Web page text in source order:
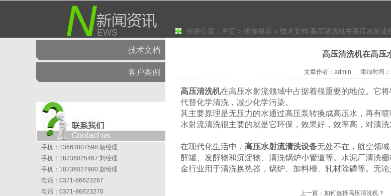
所在位置： 主页 > 维修保养 > 技术文档 高压清洗机在高压水射流
技术文档
客户案例
手机：13663807598 杨经理
手机：18736025467 刘经理
手机：18736027900 赵经理
电话：0371-86623267
电话：0371-86623270
高压清洗机在高压
文章作者：admin 添加时间
高压清洗机在高压水射流领域中占据着很重要的地位。它
代替化学清洗，减少化学污染。
其主要原理是无压力的水通过高压泵转换成高压水，再有
水射流清洗很主要的就是它环保，效果好，效率高，对清洗
在现代化生活中， 高压水射流清洗设备无处不在，航空领
酵罐、发酵物和沉淀物、清洗锅炉小管道等。水泥厂清洗
金行业用于清洗换热器，锅炉、加料槽、轧材除磷等。无
上一篇： 如何选择高压清洗机？